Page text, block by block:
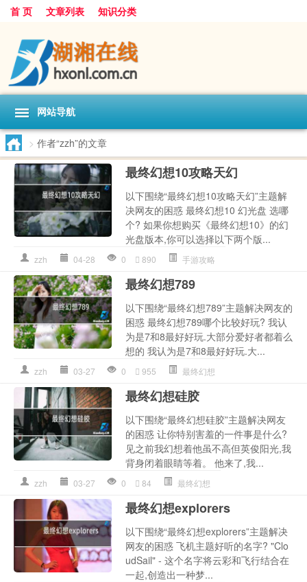
首 页 文章列表 知识分类
网站导航
> 作者“zzh”的文章
最终幻想10攻略天幻
以下围绕“最终幻想10攻略天幻”主题解
决网友的困惑 最终幻想10 幻光盘 选哪
个? 如果你想购买《最终幻想10》的幻
光盘版本,你可以选择以下两个版...
zzh 04-28 0 890 手游攻略
最终幻想789
以下围绕“最终幻想789”主题解决网友的
困惑 最终幻想789哪个比较好玩? 我认
为是7和8最好好玩.大部分爱好者都着么
想的 我认为是7和8最好好玩.大...
zzh 03-27 0 955 最终幻想
最终幻想硅胶
以下围绕“最终幻想硅胶”主题解决网友
的困惑 让你特别害羞的一件事是什么?
见之前我幻想着他虽不高但英俊阳光,我
背身闭着眼睛等着。 他来了,我...
zzh 03-27 0 84 最终幻想
最终幻想explorers
以下围绕“最终幻想explorers”主题解决
网友的困惑 飞机主题好听的名字? "Clo
udSail" - 这个名字将云彩和飞行结合在
一起,创造出一种梦...